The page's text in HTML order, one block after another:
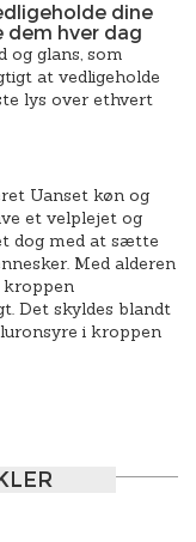
dine
dem hver dag
og glans, som
at vedligeholde
lys over ethvert
Uanset køn og
et velplejet og
dog med at sætte
Med alderen
kroppen
Det skyldes blandt
i kroppen